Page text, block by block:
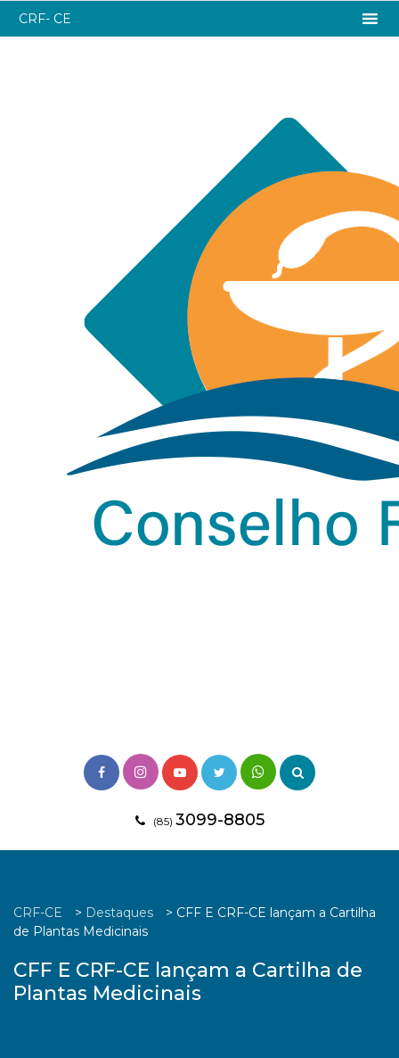
(85) 3099-8805
CRF- CE
CRF-CE > Destaques > CFF E CRF-CE lançam a Cartilha
de Plantas Medicinais
CFF E CRF-CE lançam a Cartilha de
Plantas Medicinais